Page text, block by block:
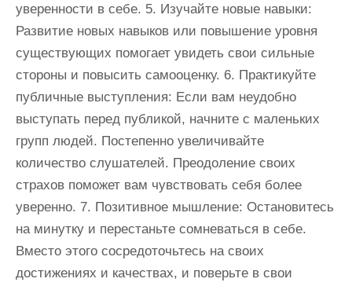
уверенности в себе. 5. Изучайте новые навыки:
Развитие новых навыков или повышение уровня
существующих помогает увидеть свои сильные
стороны и повысить самооценку. 6. Практикуйте
публичные выступления: Если вам неудобно
выступать перед публикой, начните с маленьких
групп людей. Постепенно увеличивайте
количество слушателей. Преодоление своих
страхов поможет вам чувствовать себя более
уверенно. 7. Позитивное мышление: Остановитесь
на минутку и перестаньте сомневаться в себе.
Вместо этого сосредоточьтесь на своих
достижениях и качествах, и поверьте в свои